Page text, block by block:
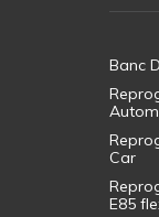
Banc
Car
E85